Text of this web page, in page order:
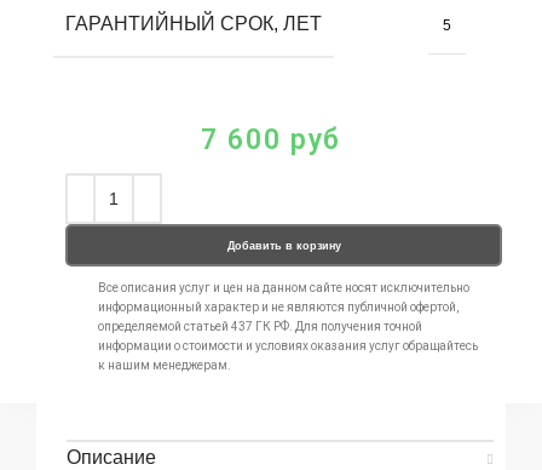
ГАРАНТИЙНЫЙ СРОК, ЛЕТ 5
7 600 руб
Добавить в корзину
Все описания услуг и цен на данном сайте носят исключительно
информационный характер и не являются публичной офертой,
определяемой статьей 437 ГК РФ. Для получения точной
информации о стоимости и условиях оказания услуг обращайтесь
к нашим менеджерам.
Описание